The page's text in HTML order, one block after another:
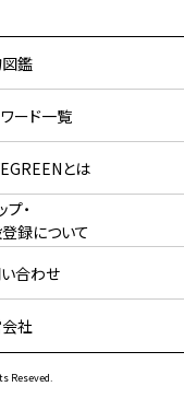
鑑
ード一覧
とは
プ・
録について
合わせ
社
Reseved.